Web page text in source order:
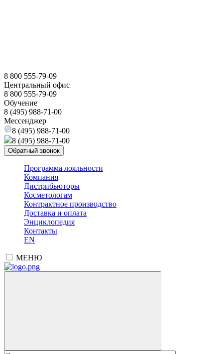
8 800 555-79-09
Центральный офис
8 800 555-79-09
Обучение
8 (495) 988-71-00
Мессенджер
8 (495) 988-71-00
8 (495) 988-71-00
Обратный звонок
Программа лояльности
Компания
Дистрибьюторы
Косметологам
Контрактное производство
Доставка и оплата
Энциклопедия
Контакты
EN
МЕНЮ